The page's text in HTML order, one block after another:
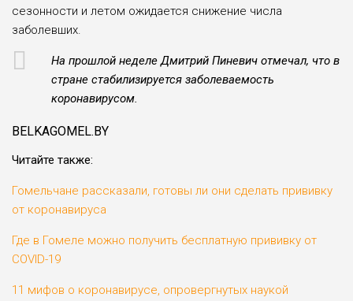
сезонности и ле­том ожидается снижение чис­ла
заболевших.
На прошлой неделе Дмитрий Пиневич отмечал, что в
стра­не стабилизируется заболевае­мость
коронавирусом.
BELKAGOMEL.BY
Читайте также:
Гомельчане рассказали, готовы ли они сделать прививку
от коронавируса
Где в Гомеле можно получить бесплатную прививку от
COVID-19
11 мифов о коронавирусе, опровергнутых наукой